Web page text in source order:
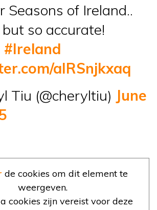
Seasons of Ireland..
so accurate!
#Ireland
aIRSnjkxaq
Tiu (@cheryltiu) June
de cookies om dit element te
weergeven.
cookies zijn vereist voor deze